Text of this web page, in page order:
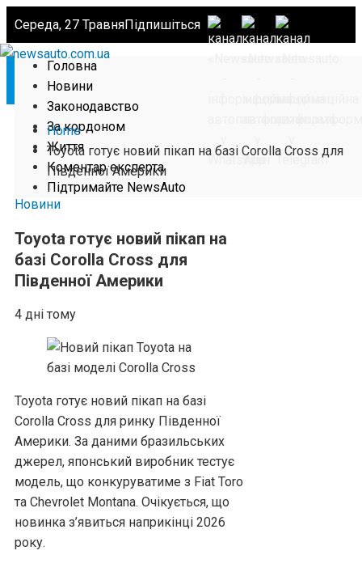
Середа, 27 ТравняПідпишіться
Головна
Новини
Законодавство
За кордоном
Життя
Коментар експерта
Підтримайте NewsAuto
Home
Toyota готує новий пікап на базі Corolla Cross для
Південної Америки
Новини
Toyota готує новий пікап на
базі Corolla Cross для
Південної Америки
4 дні тому
Toyota готує новий пікап на базі
Corolla Cross для ринку Південної
Америки. За даними бразильських
джерел, японський виробник тестує
модель, що конкуруватиме з Fiat Toro
та Chevrolet Montana. Очікується, що
новинка з’явиться наприкінці 2026
року.